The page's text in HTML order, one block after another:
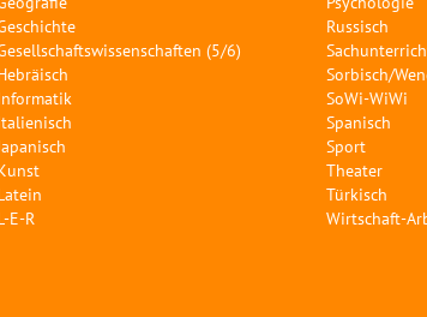
(5/6)
E-R
Russisch
Sorbisch/
SoWi-WiWi
Spanisch
Sport
Theater
Türkisch
Wirtschaft-